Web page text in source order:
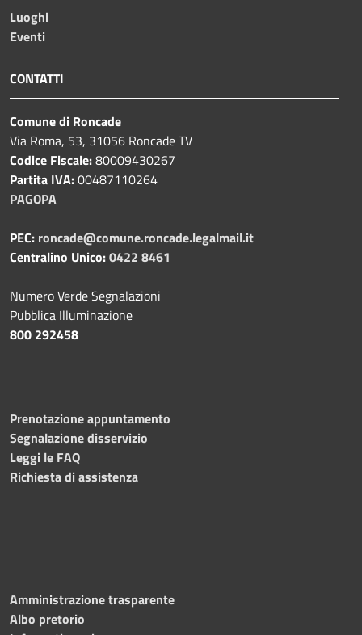
Luoghi
Eventi
CONTATTI
Comune di Roncade
Via Roma, 53, 31056 Roncade TV
Codice Fiscale:80009430267
Partita IVA:00487110264
PAGOPA
PEC: roncade@comune.roncade.legalmail.it
Centralino Unico:0422 8461
Numero Verde Segnalazioni
Pubblica Illuminazione
800 292458
Prenotazione appuntamento
Segnalazione disservizio
Leggi le FAQ
Richiesta di assistenza
Amministrazione trasparente
Albo pretorio